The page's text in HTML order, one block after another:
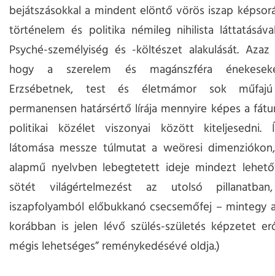
bejátszásokkal a mindent elöntő vörös iszap
történelem és politika némileg nihilista
Psyché-személyiség és -költészet alakulását.
hogy a szerelem és magánszféra
Erzsébetnek, test és életmámor sok műfajú
permanensen határsértő lírája mennyire képes a
politikai közélet viszonyai között kiteljesedni.
látomása messze túlmutat a weöresi
alapmű nyelvben lebegtetett ideje mindezt
sötét világértelmezést az utolsó
iszapfolyamból előbukkanó csecsemőfej – mintegy
korábban is jelen lévő szülés-születés képzetet
mégis lehetséges” reménykedésévé oldja.)